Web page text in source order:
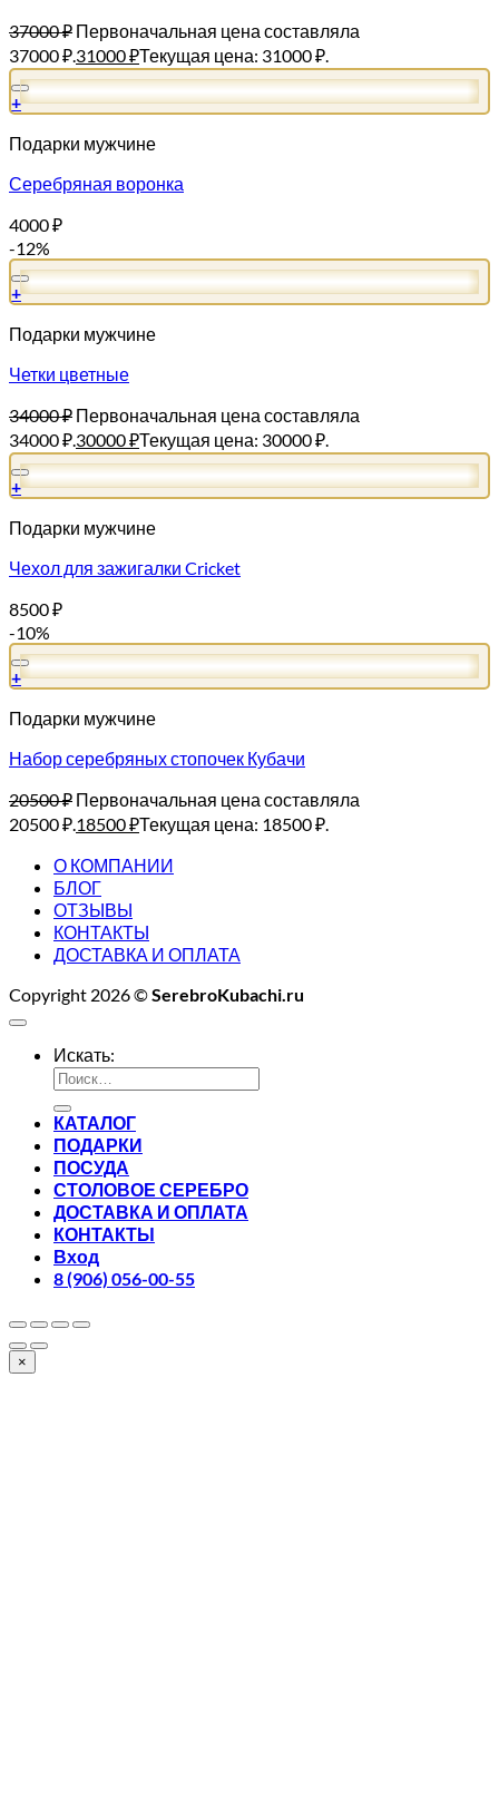
37000₽ Первоначальная цена составляла
37000 ₽.31000₽Текущая цена: 31000 ₽.
+
Подарки мужчине
Серебряная воронка
4000₽
-12%
+
Подарки мужчине
Четки цветные
34000₽ Первоначальная цена составляла
34000 ₽.30000₽Текущая цена: 30000 ₽.
+
Подарки мужчине
Чехол для зажигалки Cricket
8500₽
-10%
+
Подарки мужчине
Набор серебряных стопочек Кубачи
20500₽ Первоначальная цена составляла
20500 ₽.18500₽Текущая цена: 18500 ₽.
О КОМПАНИИ
БЛОГ
ОТЗЫВЫ
КОНТАКТЫ
ДОСТАВКА И ОПЛАТА
Copyright 2026 ©SerebroKubachi.ru
Искать:
КАТАЛОГ
ПОДАРКИ
ПОСУДА
СТОЛОВОЕ СЕРЕБРО
ДОСТАВКА И ОПЛАТА
КОНТАКТЫ
Вход
8 (906) 056-00-55
×